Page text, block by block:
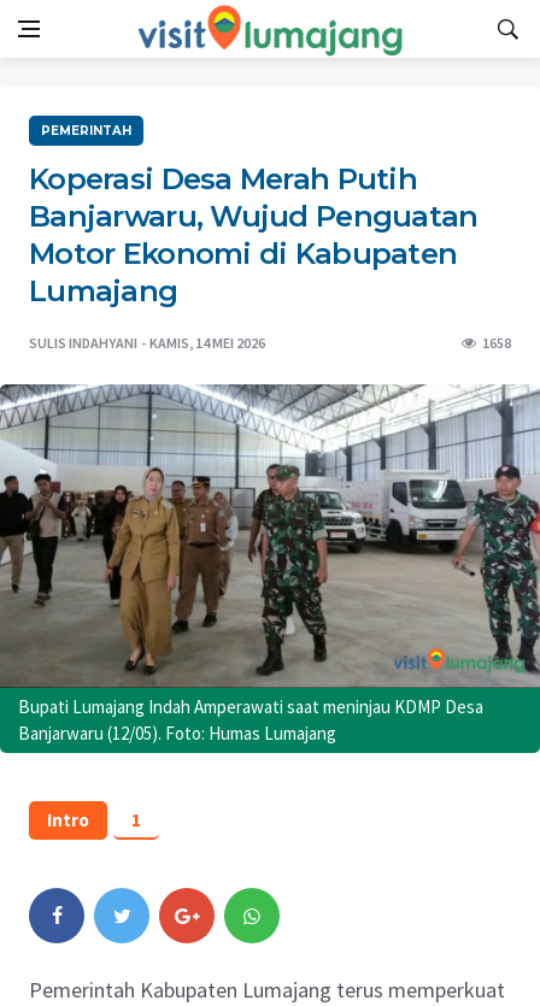
PEMERINTAH
Koperasi Desa Merah Putih
Banjarwaru, Wujud Penguatan
Motor Ekonomi di Kabupaten
Lumajang
SULIS INDAHYANI KAMIS, 14 MEI 2026 1658
Bupati Lumajang Indah Amperawati saat meninjau KDMP Desa
Banjarwaru (12/05). Foto: Humas Lumajang
Intro 1
Pemerintah Kabupaten Lumajang terus memperkuat